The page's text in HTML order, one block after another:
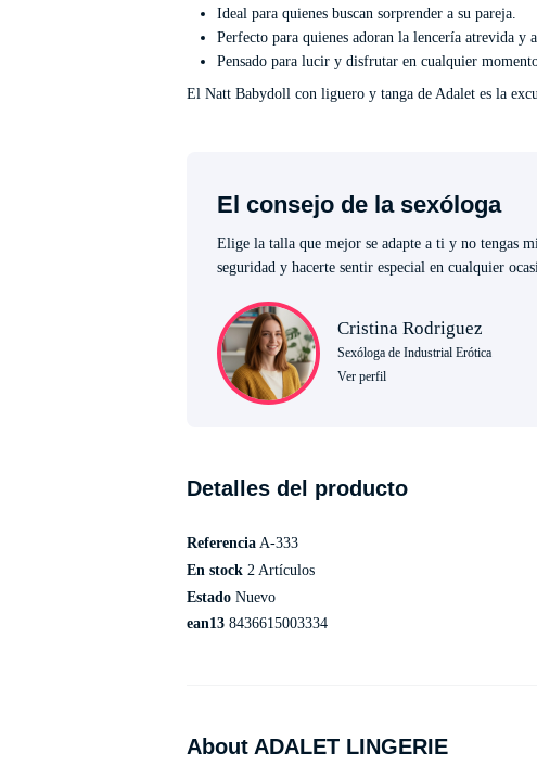
Ideal para quienes buscan sorprender a su pareja.
Perfecto para quienes adoran la lencería atrevida y
Pensado para lucir y disfrutar en cualquier momento
El Natt Babydoll con liguero y tanga de Adalet es la
El consejo de la sexóloga
Elige la talla que mejor se adapte a ti y no tengas
seguridad y hacerte sentir especial en cualquier
Cristina Rodriguez
Sexóloga de Industrial Erótica
Ver perfil
Detalles del producto
Referencia A-333
En stock 2 Artículos
Estado Nuevo
ean13 8436615003334
About ADALET LINGERIE